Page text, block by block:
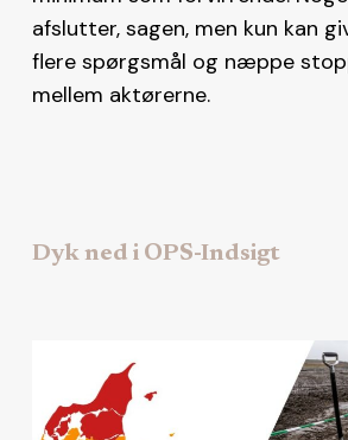
afslutter, sagen, men kun kan
flere spørgsmål og næppe
mellem aktørerne.
Dyk ned i OPS-Indsigt